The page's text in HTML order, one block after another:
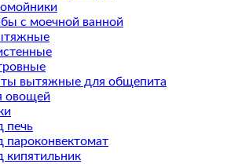
с моечной ванной
вытяжные для общепита
овощей
печь
пароконвектомат
кипятильник